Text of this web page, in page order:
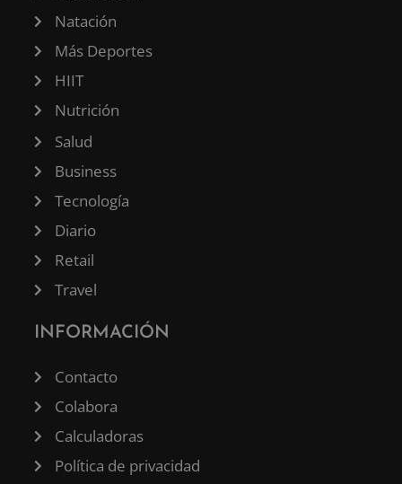
Natación
Más Deportes
HIIT
Nutrición
Salud
Business
Tecnología
Diario
Retail
Travel
INFORMACIÓN
Contacto
Colabora
Calculadoras
Política de privacidad